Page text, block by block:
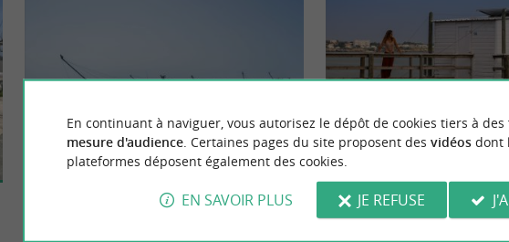
Le Top 10 de Royan : les meilleures choses à faire
pendant vos vacances à Royan !
Incontournable
Escapade iodée sur le littoral de
Séjours / Weekend
En continuant à naviguer, vous autorisez le dépôt de cookies tiers à des
mesure d'audience. Certaines pages du site proposent des vidéosdont
plateformes déposent également des cookies.
EN SAVOIR PLUS JE REFUSE